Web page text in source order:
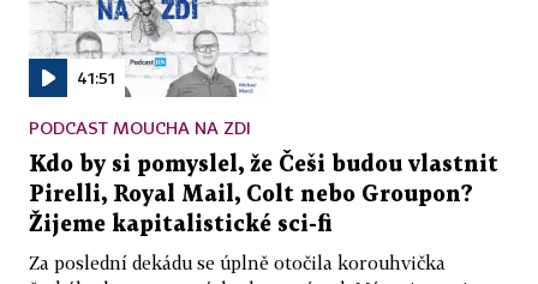
41:51
PODCAST MOUCHA NA ZDI
Kdo by si pomyslel, že Češi budou vlastnit
Pirelli, Royal Mail, Colt nebo Groupon?
Žijeme kapitalistické sci-fi
Za poslední dekádu se úplně otočila korouhvička